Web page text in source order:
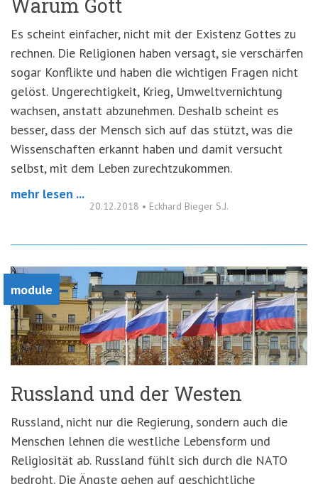
Warum Gott
Es scheint einfacher, nicht mit der Existenz Gottes zu
rechnen. Die Religionen haben versagt, sie verschärfen
sogar Konflikte und haben die wichtigen Fragen nicht
gelöst. Ungerechtigkeit, Krieg, Umweltvernichtung
wachsen, anstatt abzunehmen. Deshalb scheint es
besser, dass der Mensch sich auf das stützt, was die
Wissenschaften erkannt haben und damit versucht
selbst, mit dem Leben zurechtzukommen.
mehr lesen ...
20.12.2018 • Eckhard Bieger S.J.
module
Russland und der Westen
Russland, nicht nur die Regierung, sondern auch die
Menschen lehnen die westliche Lebensform und
Religiosität ab. Russland fühlt sich durch die NATO
bedroht. Die Ängste gehen auf geschichtliche